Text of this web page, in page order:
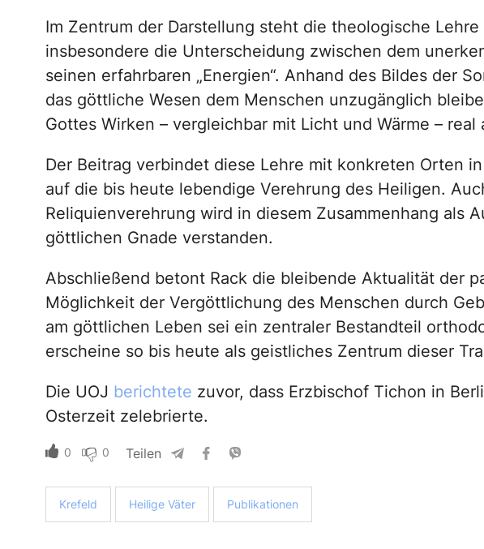
Im Zentrum der Darstellung steht die theologische Lehre
insbesondere die Unterscheidung zwischen dem
seinen erfahrbaren „Energien“. Anhand des Bildes der
das göttliche Wesen dem Menschen unzugänglich
Gottes Wirken – vergleichbar mit Licht und Wärme – real
Der Beitrag verbindet diese Lehre mit konkreten Orten
auf die bis heute lebendige Verehrung des Heiligen.
Reliquienverehrung wird in diesem Zusammenhang als
göttlichen Gnade verstanden.
Abschließend betont Rack die bleibende Aktualität der
Möglichkeit der Vergöttlichung des Menschen durch
am göttlichen Leben sei ein zentraler Bestandteil
erscheine so bis heute als geistliches Zentrum dieser
Die UOJ berichtete zuvor, dass Erzbischof Tichon in
Osterzeit zelebrierte.
0 0 Teilen
Krefeld Heilige Väter Publikationen